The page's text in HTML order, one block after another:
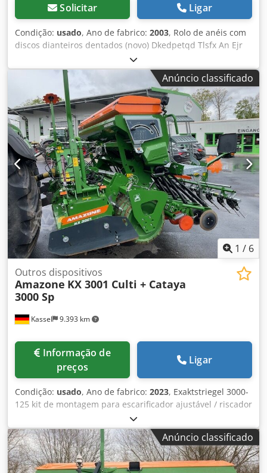
Solicitar Ligar
Condição: usado, Ano de fabrico: 2003, Rolo de anéis com
discos dianteiros dentados (novo) Dkedpetqd Tlsfx An Ejr
Anúncio classificado
1 / 6
Kassel 9.393 km
Outros dispositivos
Amazone KX 3001 Culti + Cataya
3000 Sp
preços
Ligar
Condição: usado, Ano de fabrico: 2023, Exaktstriegel 3000-
125 kit de montagem para escarificador ajustável / riscador
de trilha adicional ou eletrônico 3000 AmaDrill 2 para
Cataya sensor de radar / internacional sensor analógico de
posição de trabalho comutação eletrônica de trilhas de
passagem / válvula de controle e circuito hidráulico de
trilhas de passagem Dksdpfx Anstgpgge Eer
Anúncio classificado